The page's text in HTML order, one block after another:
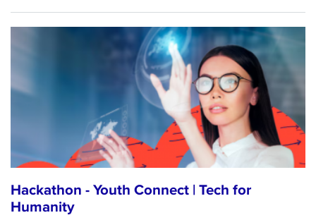
Hackathon - Youth Connect | Tech for
Humanity